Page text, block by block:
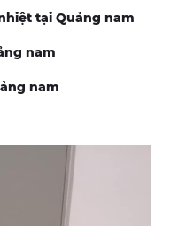
tại Quảng nam
nam
nam